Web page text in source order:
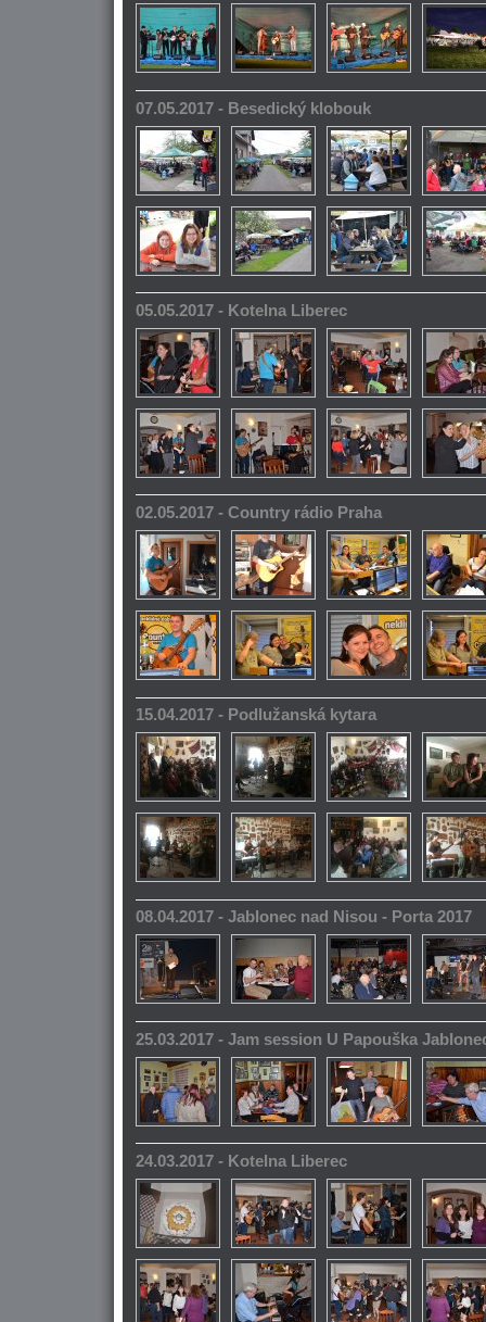
07.05.2017 - Besedický klobouk
05.05.2017 - Kotelna Liberec
02.05.2017 - Country rádio Praha
15.04.2017 - Podlužanská kytara
08.04.2017 - Jablonec nad Nisou - Porta 2017
25.03.2017 - Jam session U Papouška
24.03.2017 - Kotelna Liberec